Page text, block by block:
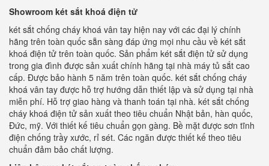
Showroom két sắt khoá điện tử
két sắt chống cháy khoá vân tay hiện nay với các đại lý chính
hãng trên toàn quốc sẵn sàng đáp ứng mọi nhu cầu về két sắt
khoá điện tử trên toàn quốc. Sản phẩm két sắt điện tử sử dụng
trong gia đình được sản xuất chính hãng tại nhà máy tủ sắt cao
cấp. Được bảo hành 5 năm trên toàn quốc. két sắt chống cháy
khoá vân tay được hỗ trợ hướng dẫn thiết lập và sử dụng tại nhà
miễn phí. Hỗ trợ giao hàng và thanh toán tại nhà. két sắt chống
cháy khoá điện tử sản xuất theo tiêu chuẩn Nhật bản, hàn quốc,
Đức, mỹ. Với thiết kế tiêu chuẩn gọn gàng. Bề mặt được sơn tĩnh
điện chống trầy xước, rỉ sét. Các ngăn được thiết kế theo tiêu
chuẩn đảm bảo chất lượng.